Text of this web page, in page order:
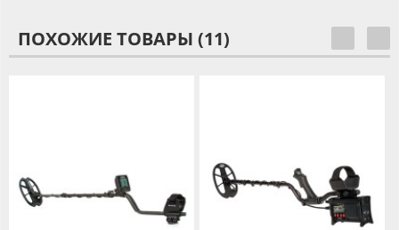
ПОХОЖИЕ ТОВАРЫ (11)